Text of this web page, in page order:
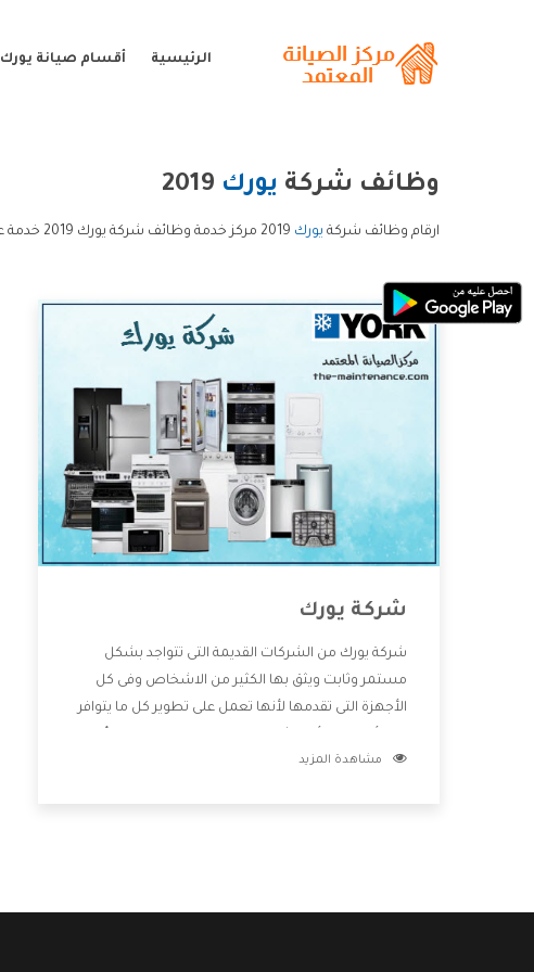
الرئيسية أقسام صيانة يورك
وظائف شركة يورك
ارقام وظائف شركة يورك
شركة يورك
شركة يورك من الشركات القديمة التى تتواجد بشكل
مستمر وثابت ويثق بها الكثير من الاشخاص وفى كل
الأجهزة التى تقدمها لأنها تعمل على تطوير كل ما يتوافر
خدمات ما بعد البيع مع المنتجات وتقدم للعملاء أقوى
مشاهدة المزيد